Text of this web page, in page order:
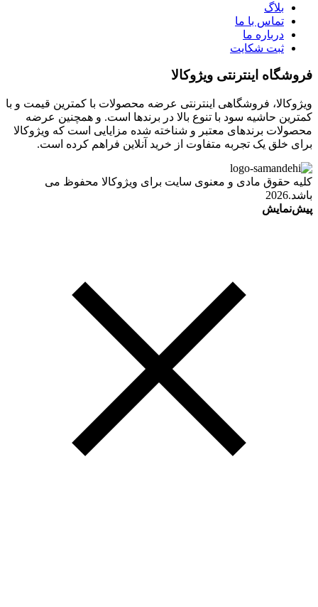
بلاگ
تماس با ما
درباره ما
ثبت شکایت
فروشگاه اینترنتی ویژوکالا
ویژوکالا، فروشگاهی اینترنتی عرضه محصولات با کمترین قیمت و با
کمترین حاشیه سود با تنوع بالا در برندها است. و همچنین عرضه
محصولات برندهای معتبر و شناخته شده مزایایی است که ویژوکالا
برای خلق یک تجربه متفاوت از خرید آنلاین فراهم کرده است.
کلیه حقوق مادی و معنوی سایت برای ویژوکالا محفوظ می
باشد.2026
پیش‌نمایش